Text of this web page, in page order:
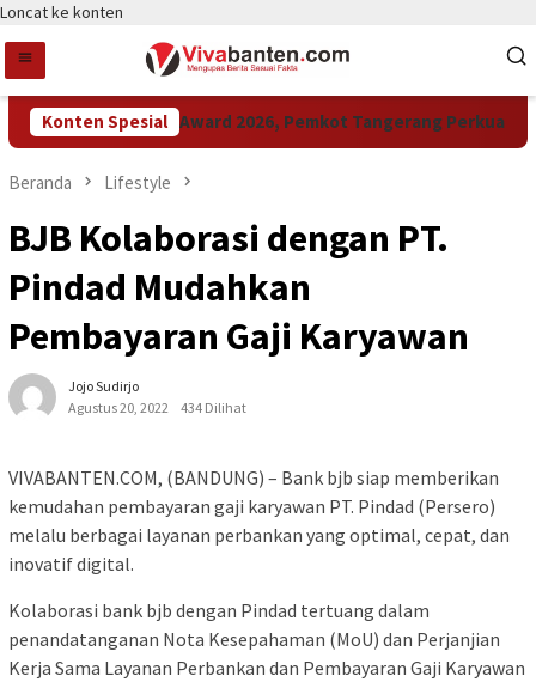
Loncat ke konten
Konten Spesial
Raih LPM Award 2026, Pemkot Tangerang Perkuat
Beranda Lifestyle
BJB Kolaborasi dengan PT.
Pindad Mudahkan
Pembayaran Gaji Karyawan
Jojo Sudirjo
Agustus 20, 2022
434 Dilihat
VIVABANTEN.COM, (BANDUNG) – Bank bjb siap memberikan
kemudahan pembayaran gaji karyawan PT. Pindad (Persero)
melalu berbagai layanan perbankan yang optimal, cepat, dan
inovatif digital.
Kolaborasi bank bjb dengan Pindad tertuang dalam
penandatanganan Nota Kesepahaman (MoU) dan Perjanjian
Kerja Sama Layanan Perbankan dan Pembayaran Gaji Karyawan